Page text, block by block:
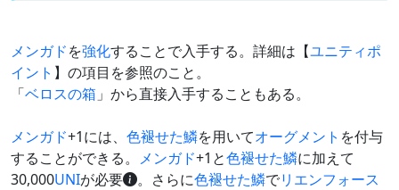
メンガドを強化することで入手する。詳細は【ユニティポ
イント 】の項目を参照のこと。
「ベロスの箱 」から直接入手することもある。
メンガド+1には、 色褪せた鱗を用いてオーグメント を付与
することができる。 メンガド+1と色褪せた鱗に加えて
30,000UNIが必要 。さらに色褪せた鱗でリエンフォース